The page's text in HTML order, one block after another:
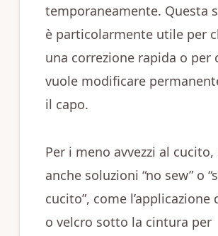
temporaneamente. Questa
è particolarmente utile per
una correzione rapida o per
vuole modificare
il capo.
Per i meno avvezzi al
anche soluzioni “no sew” o
cucito”, come l’applicazione
o velcro sotto la cintura per